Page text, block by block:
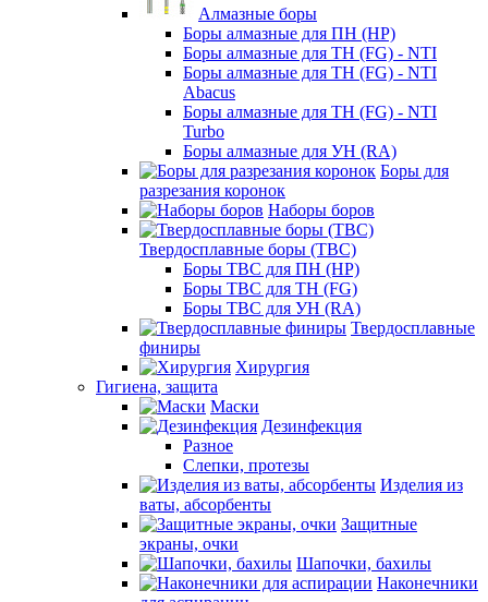
Алмазные боры
Боры алмазные для ПН (HP)
Боры алмазные для ТН (FG) - NTI
Боры алмазные для ТН (FG) - NTI
Abacus
Боры алмазные для ТН (FG) - NTI
Turbo
Боры алмазные для УН (RA)
Боры для
разрезания коронок
Наборы боров
Твердосплавные боры (ТВС)
Боры ТВС для ПН (HP)
Боры ТВС для ТН (FG)
Боры ТВС для УН (RA)
Твердосплавные
финиры
Хирургия
Гигиена, защита
Маски
Дезинфекция
Разное
Слепки, протезы
Изделия из
ваты, абсорбенты
Защитные
экраны, очки
Шапочки, бахилы
Наконечники